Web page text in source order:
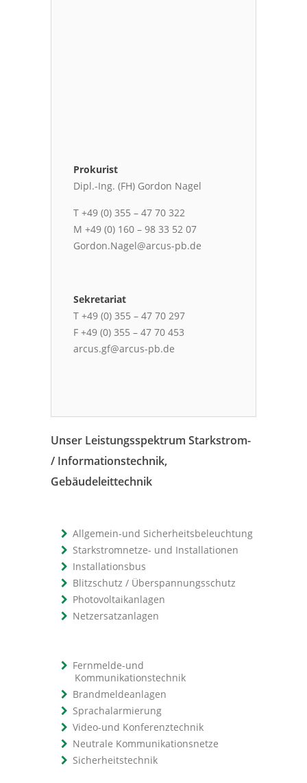
Prokurist
Dipl.-Ing. (FH) Gordon Nagel
T +49 (0) 355 – 47 70 322
M +49 (0) 160 – 98 33 52 07
Gordon.Nagel@arcus-pb.de
Sekretariat
T +49 (0) 355 – 47 70 297
F +49 (0) 355 – 47 70 453
arcus.gf@arcus-pb.de
Unser Leistungsspektrum Starkstrom-
/ Informationstechnik,
Gebäudeleittechnik
Allgemein-und Sicherheitsbeleuchtung
Starkstromnetze- und Installationen
Installationsbus
Blitzschutz / Überspannungsschutz
Photovoltaikanlagen
Netzersatzanlagen
Fernmelde-und
Kommunikationstechnik
Brandmeldeanlagen
Sprachalarmierung
Video-und Konferenztechnik
Neutrale Kommunikationsnetze
Sicherheitstechnik